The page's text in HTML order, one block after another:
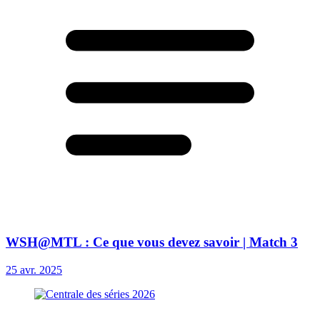
WSH@MTL : Ce que vous devez savoir | Match 3
25 avr. 2025